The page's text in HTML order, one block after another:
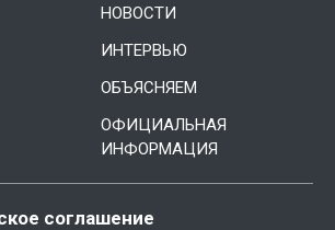
НОВОСТИ
ИНТЕРВЬЮ
ОБЪЯСНЯЕМ
ОФИЦИАЛЬНАЯ
ИНФОРМАЦИЯ
соглашение